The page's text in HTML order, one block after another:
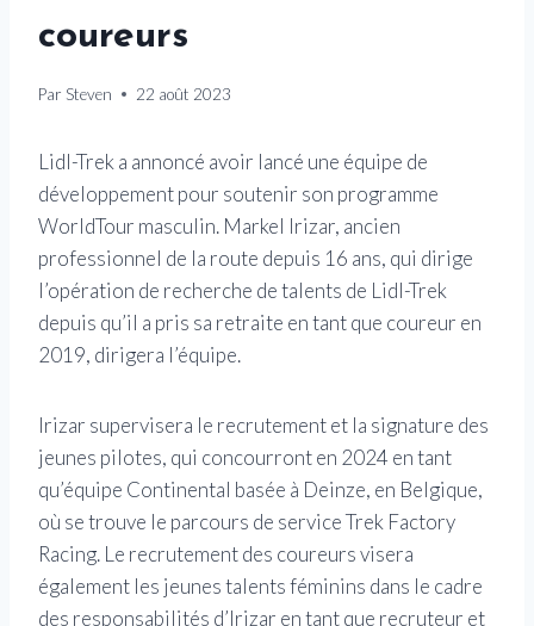
coureurs
Par Steven 22 août 2023
Lidl-Trek a annoncé avoir lancé une équipe de
développement pour soutenir son programme
WorldTour masculin. Markel Irizar, ancien
professionnel de la route depuis 16 ans, qui dirige
l’opération de recherche de talents de Lidl-Trek
depuis qu’il a pris sa retraite en tant que coureur en
2019, dirigera l’équipe.
Irizar supervisera le recrutement et la signature des
jeunes pilotes, qui concourront en 2024 en tant
qu’équipe Continental basée à Deinze, en Belgique,
où se trouve le parcours de service Trek Factory
Racing. Le recrutement des coureurs visera
également les jeunes talents féminins dans le cadre
des responsabilités d’Irizar en tant que recruteur et